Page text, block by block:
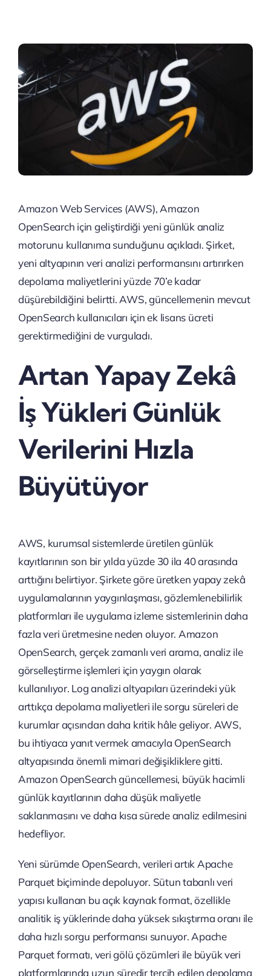
Amazon Web Services (AWS), Amazon
OpenSearch için geliştirdiği yeni günlük analiz
motorunu kullanıma sunduğunu açıkladı. Şirket,
yeni altyapının veri analizi performansını artırırken
depolama maliyetlerini yüzde 70’e kadar
düşürebildiğini belirtti. AWS, güncellemenin mevcut
OpenSearch kullanıcıları için ek lisans ücreti
gerektirmediğini de vurguladı.
Artan Yapay Zekâ
İş Yükleri Günlük
Verilerini Hızla
Büyütüyor
AWS, kurumsal sistemlerde üretilen günlük
kayıtlarının son bir yılda yüzde 30 ila 40 arasında
arttığını belirtiyor. Şirkete göre üretken yapay zekâ
uygulamalarının yaygınlaşması, gözlemlenebilirlik
platformları ile uygulama izleme sistemlerinin daha
fazla veri üretmesine neden oluyor. Amazon
OpenSearch, gerçek zamanlı veri arama, analiz ile
görselleştirme işlemleri için yaygın olarak
kullanılıyor. Log analizi altyapıları üzerindeki yük
arttıkça depolama maliyetleri ile sorgu süreleri de
kurumlar açısından daha kritik hâle geliyor. AWS,
bu ihtiyaca yanıt vermek amacıyla OpenSearch
altyapısında önemli mimari değişikliklere gitti.
Amazon OpenSearch güncellemesi, büyük hacimli
günlük kayıtlarının daha düşük maliyetle
saklanmasını ve daha kısa sürede analiz edilmesini
hedefliyor.
Yeni sürümde OpenSearch, verileri artık Apache
Parquet biçiminde depoluyor. Sütun tabanlı veri
yapısı kullanan bu açık kaynak format, özellikle
analitik iş yüklerinde daha yüksek sıkıştırma oranı ile
daha hızlı sorgu performansı sunuyor. Apache
Parquet formatı, veri gölü çözümleri ile büyük veri
platformlarında uzun süredir tercih edilen depolama